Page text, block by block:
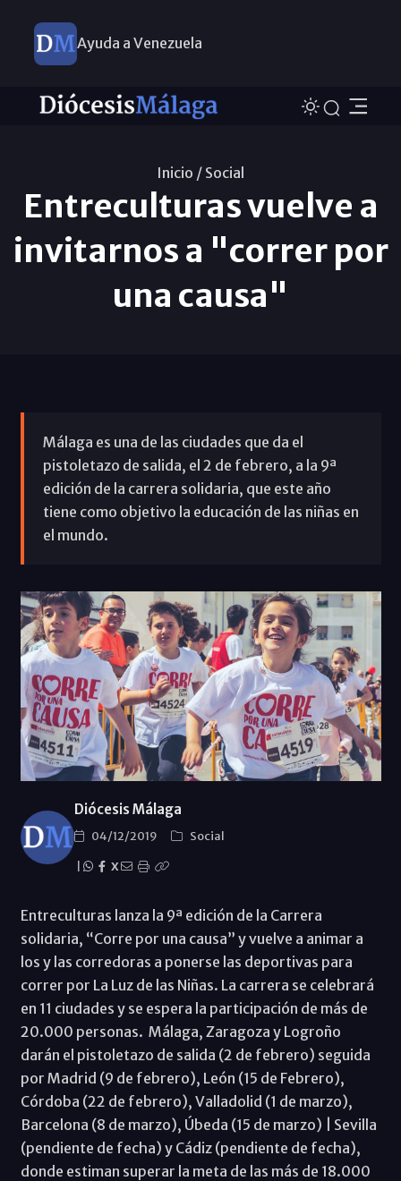
Ayuda a Venezuela
Inicio / Social
Entreculturas vuelve a
invitarnos a "correr por
una causa"
Málaga es una de las ciudades que da el
pistoletazo de salida, el 2 de febrero, a la 9ª
edición de la carrera solidaria, que este año
tiene como objetivo la educación de las niñas en
el mundo.
Diócesis Málaga
04/12/2019
Social
X
Entreculturas lanza la 9ª edición de la Carrera
solidaria, “Corre por una causa” y vuelve a animar a
los y las corredoras a ponerse las deportivas para
correr por La Luz de las Niñas. La carrera se celebrará
en 11 ciudades y se espera la participación de más de
20.000 personas. Málaga, Zaragoza y Logroño
darán el pistoletazo de salida (2 de febrero) seguida
por Madrid (9 de febrero), León (15 de Febrero),
Córdoba (22 de febrero), Valladolid (1 de marzo),
Barcelona (8 de marzo), Úbeda (15 de marzo) | Sevilla
(pendiente de fecha) y Cádiz (pendiente de fecha),
donde estiman superar la meta de las más de 18.000